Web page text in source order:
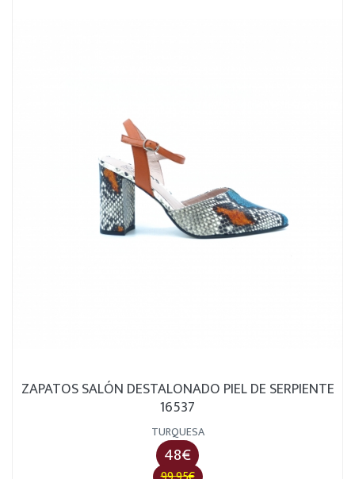
ZAPATOS SALÓN DESTALONADO PIEL DE SERPIENTE
16537
TURQUESA
48€